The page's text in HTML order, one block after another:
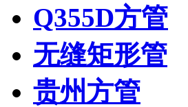
Q355D方管
无缝矩形管
贵州方管